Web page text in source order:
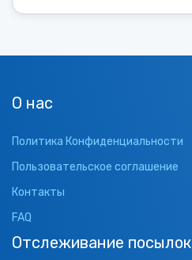
О нас
Политика Конфиденциальности
Пользовательское соглашение
Контакты
FAQ
Отслеживание посылок